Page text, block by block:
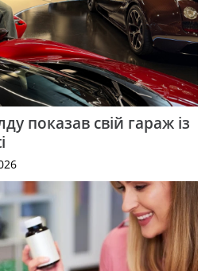
показав свій гараж із